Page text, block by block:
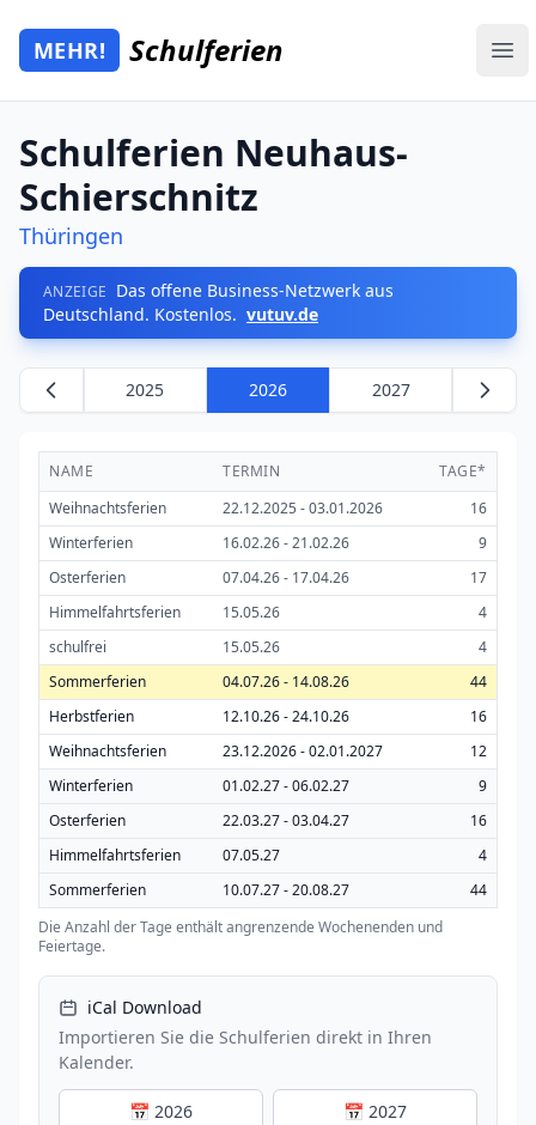
Zum Hauptinhalt springen
Mehr Schulferien
MEHR! Schulferien
Schulferien Neuhaus-
Schierschnitz
Thüringen
ANZEIGE Das offene Business-Netzwerk aus
Deutschland. Kostenlos. vutuv.de
2025 2026 2027
NAME TERMIN
TAGE*
Weihnachtsferien
22.12.2025 - 03.01.2026
16
Winterferien
16.02.26 - 21.02.26
9
Osterferien
07.04.26 - 17.04.26
17
Himmelfahrtsferien
15.05.26
4
schulfrei
15.05.26
4
Sommerferien
04.07.26 - 14.08.26
44
Herbstferien
12.10.26 - 24.10.26
16
Weihnachtsferien
23.12.2026 - 02.01.2027
12
Winterferien
01.02.27 - 06.02.27
9
Osterferien
22.03.27 - 03.04.27
16
Himmelfahrtsferien
07.05.27
4
Sommerferien
10.07.27 - 20.08.27
44
Die Anzahl der Tage enthält angrenzende Wochenenden und
Feiertage.
iCal Download
Importieren Sie die Schulferien direkt in Ihren
Kalender.
📅 2026 📅 2027